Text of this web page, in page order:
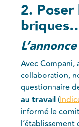
2.
L’annonce
Avec
collaboration,
questionnaire
au travail(
informé le